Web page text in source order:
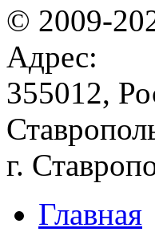
© 2009-
Адрес:
355012,
г.
Главная